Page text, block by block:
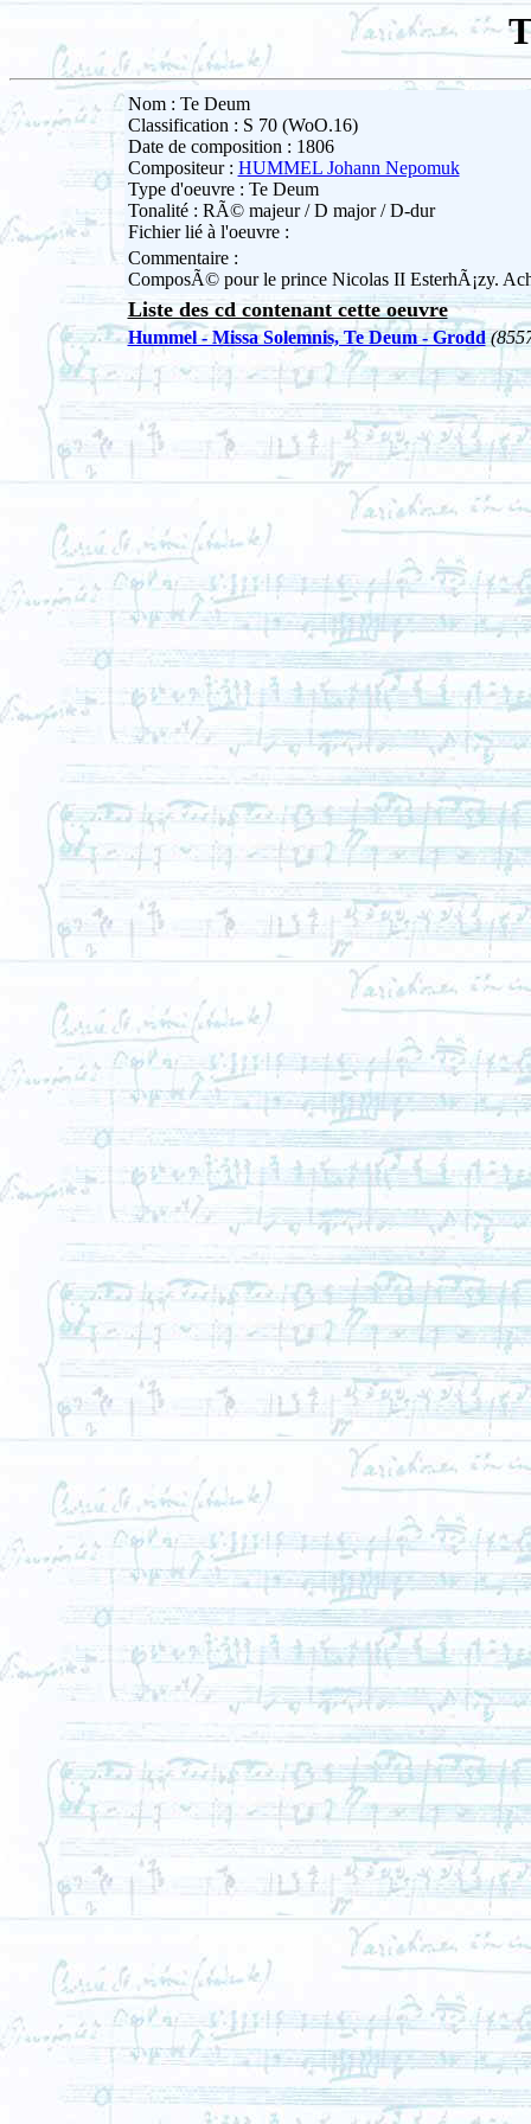
Nom : Te Deum
Classification : S 70 (WoO.16)
Date de composition : 1806
Compositeur : HUMMEL Johann Nepomuk
Type d'oeuvre : Te Deum
Tonalité : RÃ© majeur / D major / D-dur
Fichier lié à l'oeuvre :
Commentaire :
ComposÃ© pour le prince Nicolas II EsterhÃ¡zy.
Liste des cd contenant cette oeuvre
Hummel - Missa Solemnis, Te Deum - Grodd